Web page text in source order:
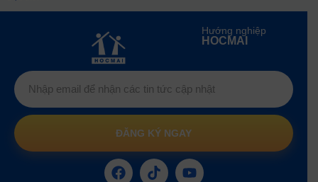
Hướng nghiệp
HOCMAI
ĐĂNG KÝ NGAY